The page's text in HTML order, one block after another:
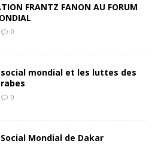
FRANTZ FANON AU FORUM
0
social mondial et les luttes des
0
Mondial de Dakar